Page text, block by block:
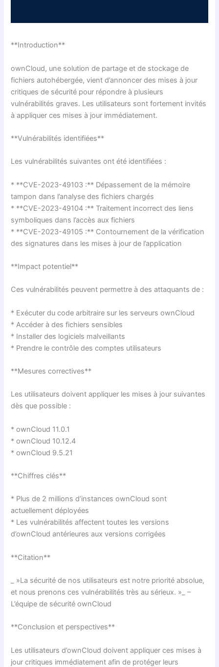
**Introduction**
ownCloud, une solution de partage et de stockage de
fichiers autohébergée, vient d’annoncer des mises à jour
critiques de sécurité pour répondre à plusieurs
vulnérabilités graves. Les utilisateurs sont fortement invités
à appliquer ces mises à jour immédiatement.
**Vulnérabilités identifiées**
Les vulnérabilités suivantes ont été identifiées :
* **CVE-2023-49103 :** Dépassement de la mémoire
tampon dans l’analyse des fichiers chargés
* **CVE-2023-49104 :** Traitement incorrect des liens
symboliques dans l’accès aux fichiers
* **CVE-2023-49105 :** Contournement de la vérification
des signatures dans les mises à jour de l’application
**Impact potentiel**
Ces vulnérabilités peuvent permettre à des attaquants de :
* Exécuter du code arbitraire sur les serveurs ownCloud
* Accéder à des fichiers sensibles
* Installer des logiciels malveillants
* Prendre le contrôle des comptes utilisateurs
**Mesures correctives**
Les utilisateurs doivent appliquer les mises à jour suivantes
dès que possible :
* ownCloud 11.0.1
* ownCloud 10.12.4
* ownCloud 9.5.21
**Chiffres clés**
* Plus de 2 millions d’instances ownCloud sont
actuellement déployées
* Les vulnérabilités affectent toutes les versions
d’ownCloud antérieures aux versions corrigées
**Citation**
_ »La sécurité de nos utilisateurs est notre priorité absolue,
et nous prenons ces vulnérabilités très au sérieux. »_ –
L’équipe de sécurité ownCloud
**Conclusion et perspectives**
Les utilisateurs d’ownCloud doivent appliquer ces mises à
jour critiques immédiatement afin de protéger leurs